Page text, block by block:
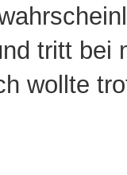
tritt bei
wollte